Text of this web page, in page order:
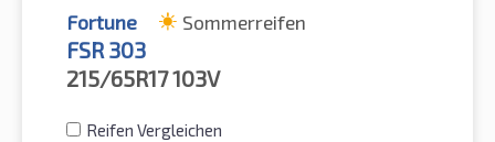
Fortune Sommerreifen
FSR 303
215/65R17103V
Reifen Vergleichen